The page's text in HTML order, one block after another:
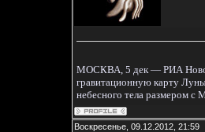
МОСКВА, 5 дек — РИА
гравитационную карту
небесного тела размером
Воскресенье, 09.12.2012, 21:59